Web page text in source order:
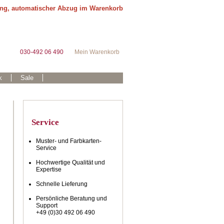
automatischer Abzug im Warenkorb
Mein Warenkorb
030-492 06 490
Sale
Service
Muster- und Farbkarten-
Service
Hochwertige Qualität und
Expertise
Schnelle Lieferung
Persönliche Beratung und
Support
+49 (0)30 492 06 490